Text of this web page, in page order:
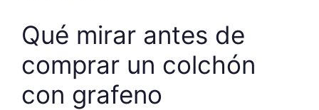
Qué mirar antes de
comprar un colchón
con grafeno